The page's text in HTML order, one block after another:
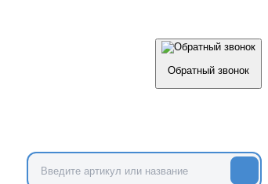
Обратный звонок